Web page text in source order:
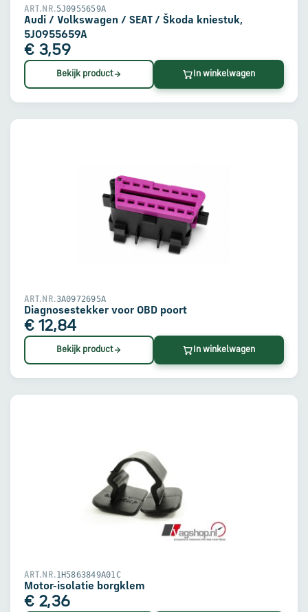
ART.NR.5J0955659A
Audi / Volkswagen / SEAT / Škoda kniestuk,
5J0955659A
€ 3,59
Bekijk product In winkelwagen
ART.NR.3A0972695A
Diagnosestekker voor OBD poort
€ 12,84
Bekijk product In winkelwagen
ART.NR.1H5863849A01C
Motor-isolatie borgklem
€ 2,36